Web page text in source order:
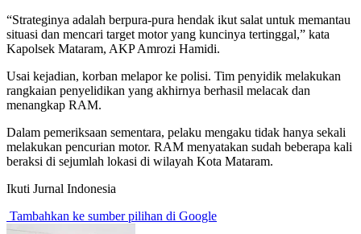
“Strateginya adalah berpura-pura hendak ikut salat untuk memantau
situasi dan mencari target motor yang kuncinya tertinggal,” kata
Kapolsek Mataram, AKP Amrozi Hamidi.
Usai kejadian, korban melapor ke polisi. Tim penyidik melakukan
rangkaian penyelidikan yang akhirnya berhasil melacak dan
menangkap RAM.
Dalam pemeriksaan sementara, pelaku mengaku tidak hanya sekali
melakukan pencurian motor. RAM menyatakan sudah beberapa kali
beraksi di sejumlah lokasi di wilayah Kota Mataram.
Ikuti Jurnal Indonesia
Tambahkan ke sumber pilihan di Google